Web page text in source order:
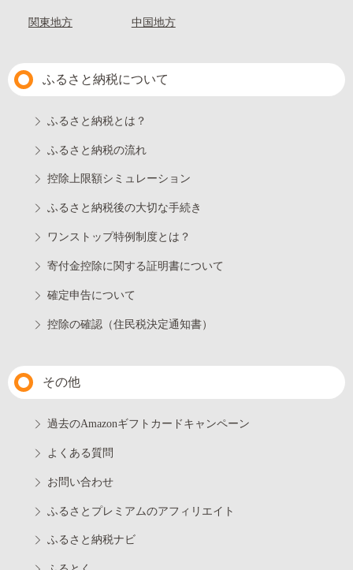
関東地方 中国地方
ふるさと納税について
ふるさと納税とは？
ふるさと納税の流れ
控除上限額シミュレーション
ふるさと納税後の大切な手続き
ワンストップ特例制度とは？
寄付金控除に関する証明書について
確定申告について
控除の確認（住民税決定通知書）
その他
過去のAmazonギフトカードキャンペーン
よくある質問
お問い合わせ
ふるさとプレミアムのアフィリエイト
ふるさと納税ナビ